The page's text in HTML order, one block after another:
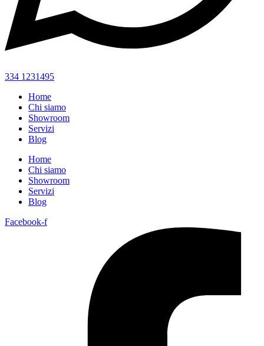
334 1231495
Home
Chi siamo
Showroom
Servizi
Blog
Home
Chi siamo
Showroom
Servizi
Blog
Facebook-f